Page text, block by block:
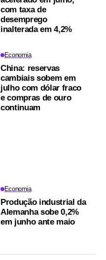
com taxa de
desemprego
inalterada em 4,2%
Economia
China: reservas
cambiais sobem em
julho com dólar fraco
e compras de ouro
continuam
Economia
Produção industrial da
Alemanha sobe 0,2%
em junho ante maio